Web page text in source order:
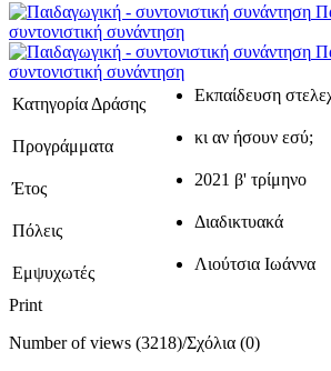
συντονιστική συνάντηση
συντονιστική συνάντηση
Κατηγορία Δράσης
Εκπαίδευση
Προγράμματα κι αν ήσουν εσύ;
Έτος 2021 β' τρίμηνο
Πόλεις Διαδικτυακά
Εμψυχωτές Λιούτσια Ιωάννα
Print
Number of views (3218)/Σχόλια (0)